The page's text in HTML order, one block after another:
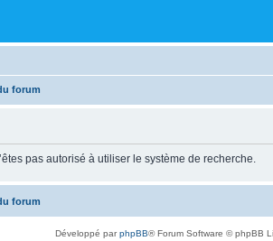
forum
pas autorisé à utiliser le système de recherche.
forum
Développé parphpBB® Forum Software © phpBB